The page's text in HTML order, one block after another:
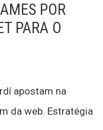
POR
PARA O
apostam na
da web. Estratégia